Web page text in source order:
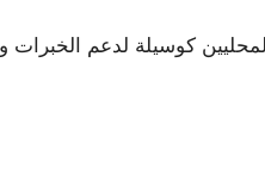
كوسيلة لدعم الخبرات و